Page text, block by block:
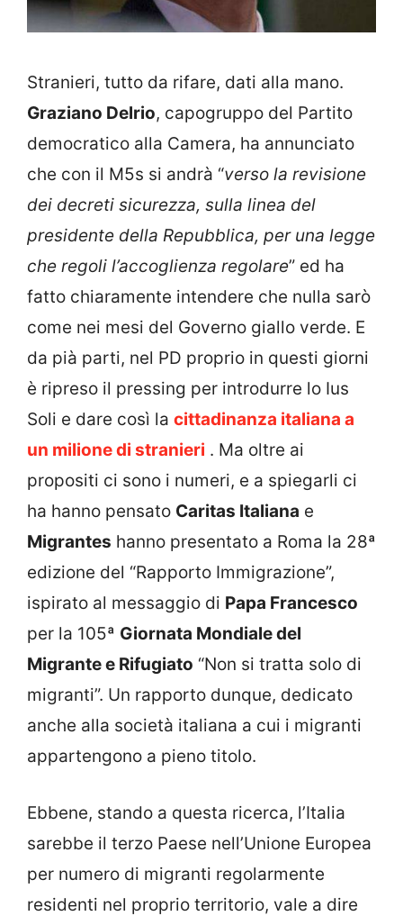
Stranieri, tutto da rifare, dati alla mano.
Graziano Delrio, capogruppo del Partito
democratico alla Camera, ha annunciato
che con il M5s si andrà “verso la revisione
dei decreti sicurezza, sulla linea del
presidente della Repubblica, per una legge
che regoli l’accoglienza regolare” ed ha
fatto chiaramente intendere che nulla sarò
come nei mesi del Governo giallo verde. E
da pià parti, nel PD proprio in questi giorni
è ripreso il pressing per introdurre lo Ius
Soli e dare così la cittadinanza italiana a
un milione di stranieri . Ma oltre ai
propositi ci sono i numeri, e a spiegarli ci
ha hanno pensato Caritas Italiana e
Migrantes hanno presentato a Roma la 28ª
edizione del “Rapporto Immigrazione”,
ispirato al messaggio di Papa Francesco
per la 105ª Giornata Mondiale del
Migrante e Rifugiato “Non si tratta solo di
migranti”. Un rapporto dunque, dedicato
anche alla società italiana a cui i migranti
appartengono a pieno titolo.
Ebbene, stando a questa ricerca, l’Italia
sarebbe il terzo Paese nell’Unione Europea
per numero di migranti regolarmente
residenti nel proprio territorio, vale a dire